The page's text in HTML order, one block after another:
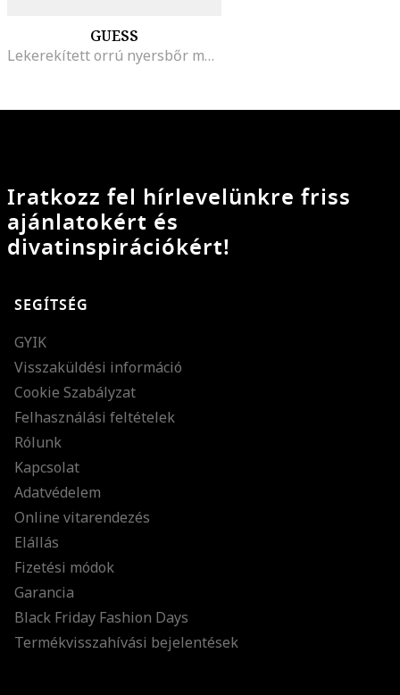
GUESS
Lekerekített orrú nyersbőr mokaszin, Világos tópbarna
Iratkozz fel hírlevelünkre friss
ajánlatokért és
divatinspirációkért!
SEGÍTSÉG
GYIK
Visszaküldési információ
Cookie Szabályzat
Felhasználási feltételek
Rólunk
Kapcsolat
Adatvédelem
Online vitarendezés
Elállás
Fizetési módok
Garancia
Black Friday Fashion Days
Termékvisszahívási bejelentések